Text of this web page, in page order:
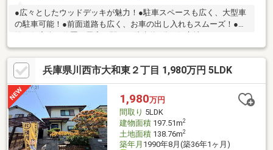
●広々としたウッドデッキが魅力！●駐車スペースも広く、大型車
の駐車可能！●前面道路も広く、お車の出し入れもスムーズ！●閑
静な住宅街に位置し最寄り駅まで徒歩約4分の好立地！●リフォー
ム歴のある物件！●リフォーム・リノベーションで、お好みに合
わせた住まいづくりが可能！●現在空き家につき、即内覧可能！
【リフォーム歴】●2010年：屋根塗装 ●2013年：外壁塗装●2015
年：給湯器・キッチン・洗面所・トイレ交換●2021年5月：屋根塗
装●2021年5月：シロアリ駆除●2021年6月：レンジフード清掃
●2022年2月：給湯器交換●2025年6月：配管清掃
兵庫県川西市大和東２丁目 1,980万円 5LDK
1,980万円
間取り 5LDK
建物面積197.51m2
土地面積138.76m2
築年月 1990年8月(築36年1ヶ月)